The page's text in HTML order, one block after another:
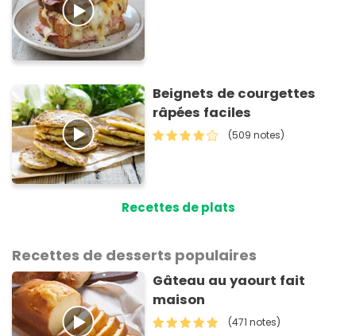
Beignets de courgettes
râpées faciles
(509 notes)
Recettes de plats
Recettes de desserts populaires
Gâteau au yaourt fait
maison
(471 notes)